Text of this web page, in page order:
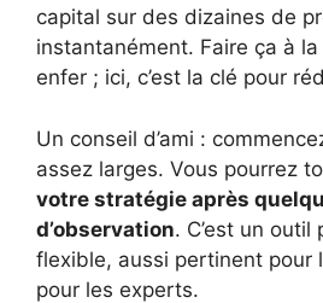
capital sur des dizaines de
instantanément. Faire ça à
enfer ; ici, c’est la clé pour
Un conseil d’ami :
assez larges. Vous pourrez
votre stratégie après
d’observation. C’est un outil
flexible, aussi pertinent pour
pour les experts.